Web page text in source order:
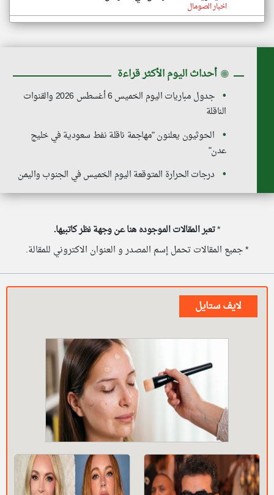
اخبار الصومال
◉ أحداث اليوم الأكثر قراءة
جدول مباريات اليوم الخميس 6 أغسطس 2026 والقنوات
الناقلة
الحوثيون يعلنون "مهاجمة ناقلة نفط سعودية في خليج
عدن"
درجات الحرارة المتوقعة اليوم الخميس في الجنوب واليمن
*تعبر المقالات الموجوده هنا عن وجهة نظر كاتبيها.
* جميع المقالات تحمل إسم المصدر و العنوان الاكتروني للمقالة.
لايف ستايل